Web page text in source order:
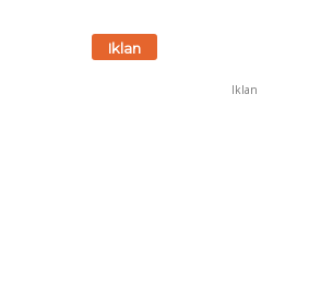
Iklan
Iklan